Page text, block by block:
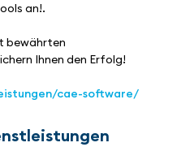
an!.
bewährten
Ihnen den Erfolg!
cae-software/